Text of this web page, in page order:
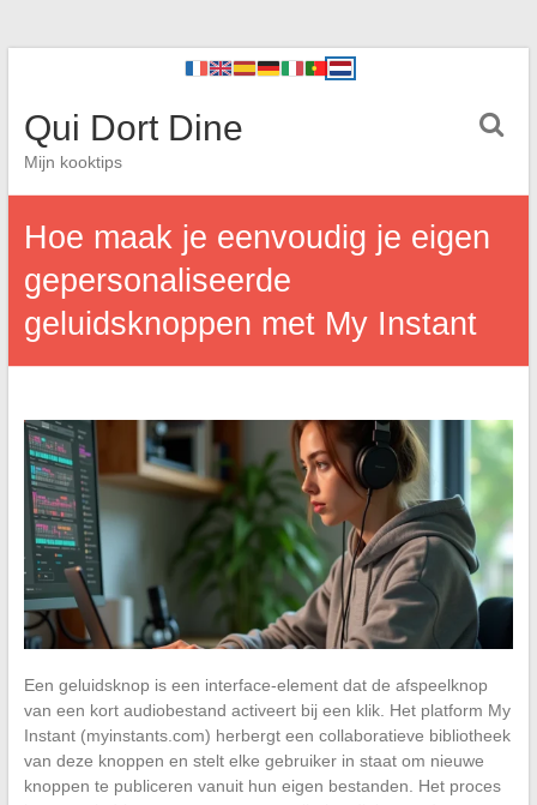
Qui Dort Dine
Mijn kooktips
Hoe maak je eenvoudig je eigen
gepersonaliseerde
geluidsknoppen met My Instant
Een geluidsknop is een interface-element dat de afspeelknop
van een kort audiobestand activeert bij een klik. Het platform My
Instant (myinstants.com) herbergt een collaboratieve bibliotheek
van deze knoppen en stelt elke gebruiker in staat om nieuwe
knoppen te publiceren vanuit hun eigen bestanden. Het proces